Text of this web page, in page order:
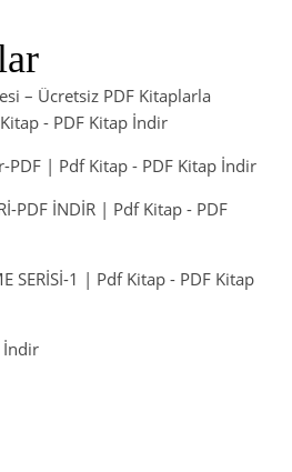
– Ücretsiz PDF Kitaplarla
- PDF Kitap İndir
PDF | Pdf Kitap - PDF Kitap İndir
PDF İNDİR | Pdf Kitap - PDF
SERİSİ-1 | Pdf Kitap - PDF Kitap
İndir